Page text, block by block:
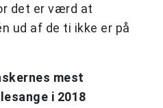
det er værd at
ud af de ti ikke er på
mest
i 2018